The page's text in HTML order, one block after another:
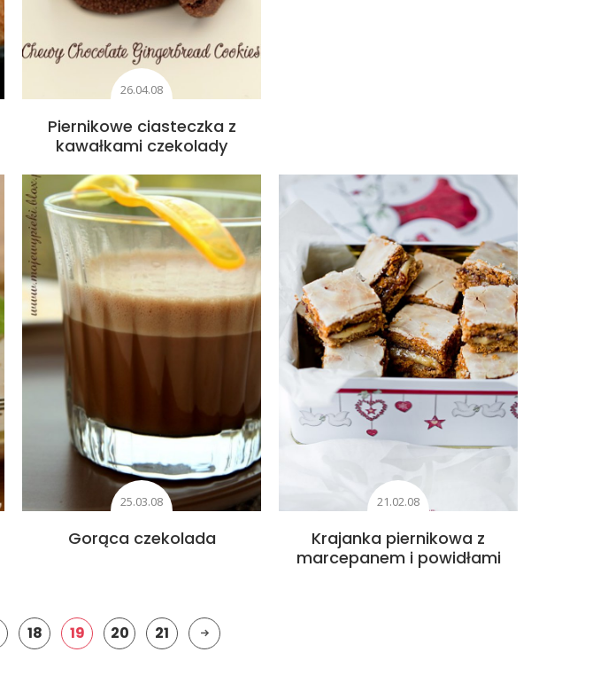
26.04.08
Piernikowe ciasteczka z
kawałkami czekolady
25.03.08
Gorąca czekolada
21.02.08
Krajanka piernikowa z
marcepanem i powidłami
18 19 20 21